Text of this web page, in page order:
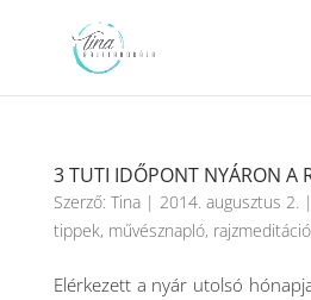
3 TUTI IDŐPONT NYÁRON A
Szerző: Tina| 2014. augusztus 2. |
tippek, művésznapló, rajzmeditáció
Elérkezett a nyár utolsó